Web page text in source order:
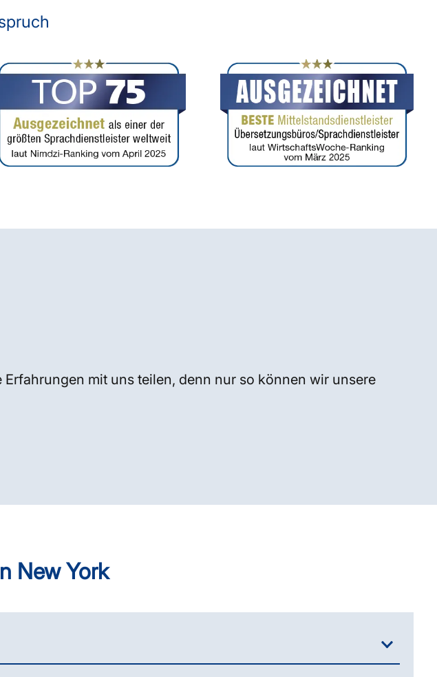
mit uns teilen, denn nur so können wir unsere
New York